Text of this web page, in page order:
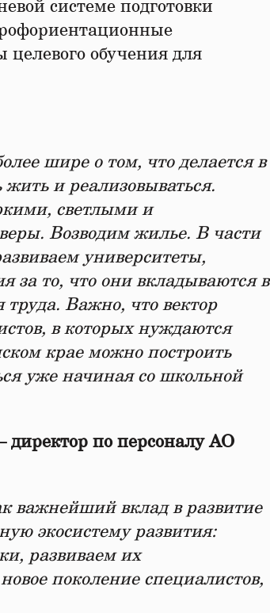
системе подготовки
обучения для
шире о том, что делается в
и реализовываться.
светлыми и
Возводим жилье. В части
университеты,
то, что они вкладываются в
труда. Важно, что вектор
в которых нуждаются
крае можно построить
уже начиная со школьной
директор по персоналу АО
важнейший вклад в развитие
экосистему развития:
развиваем их
поколение специалистов,